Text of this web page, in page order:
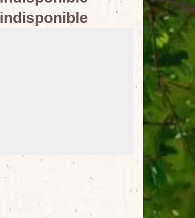
indisponible